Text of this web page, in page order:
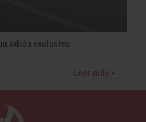
adiós exclusivo
Leer más »